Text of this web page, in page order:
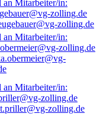
zolling.de
zolling.de